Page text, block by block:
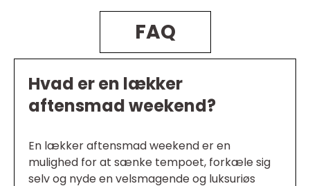
FAQ
Hvad er en lækker
aftensmad weekend?
En lækker aftensmad weekend er en
mulighed for at sænke tempoet, forkæle sig
selv og nyde en velsmagende og luksuriøs